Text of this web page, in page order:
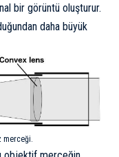
bir görüntü oluşturur.
daha büyük
merceği.